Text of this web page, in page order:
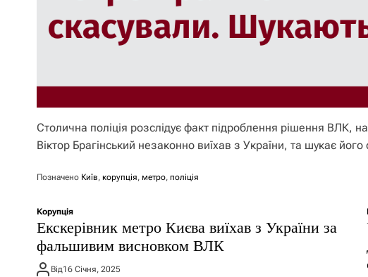
Столична поліція розслідує факт підроблення рішення ВЛК,
Віктор Брагінський незаконно виїхав з України, та шукає
Позначено Київ, корупція, метро, поліція
Корупція
Екскерівник метро Києва виїхав з України за
фальшивим висновком ВЛК
Від16 Січня, 2025